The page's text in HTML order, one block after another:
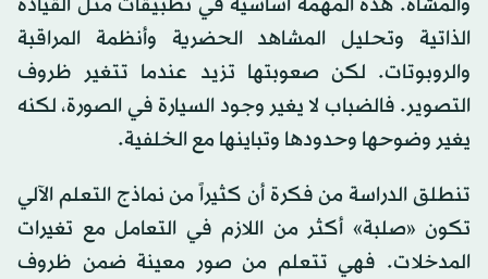
الذاتية وتحليل المشاهد الحضرية وأنظمة المراقبة
والروبوتات. لكن صعوبتها تزيد عندما تتغير ظروف
التصوير. فالضباب لا يغير وجود السيارة في الصورة، لكنه
يغير وضوحها وحدودها وتباينها مع الخلفية.
تنطلق الدراسة من فكرة أن كثيراً من نماذج التعلم الآلي
تكون «صلبة» أكثر من اللازم في التعامل مع تغيرات
المدخلات. فهي تتعلم من صور معينة ضمن ظروف